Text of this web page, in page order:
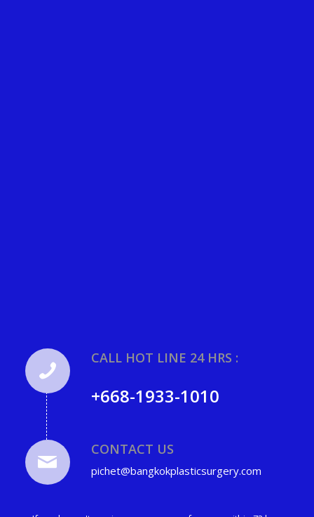
CALL HOT LINE 24 HRS :
+668-1933-1010
CONTACT US
pichet@bangkokplasticsurgery.com